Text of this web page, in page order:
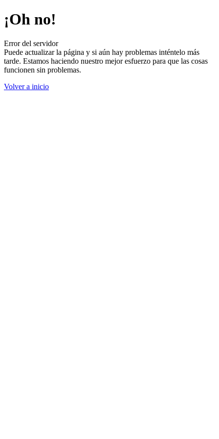
¡Oh no!
Error del servidor
Puede actualizar la página y si aún hay problemas inténtelo más
tarde. Estamos haciendo nuestro mejor esfuerzo para que las cosas
funcionen sin problemas.
Volver a inicio